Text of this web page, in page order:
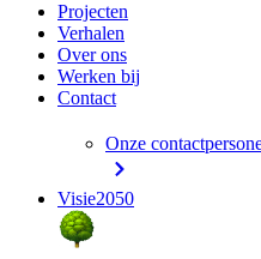
Projecten
Verhalen
Over ons
Werken bij
Contact
Onze
Visie2050